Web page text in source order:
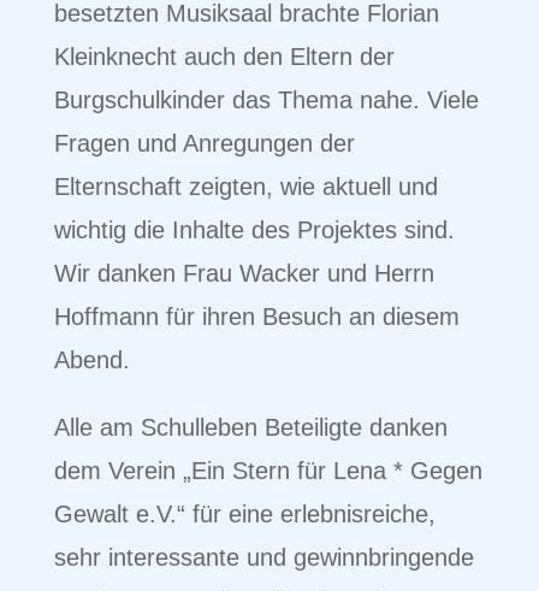
besetzten Musiksaal brachte Florian
Kleinknecht auch den Eltern der
Burgschulkinder das Thema nahe. Viele
Fragen und Anregungen der
Elternschaft zeigten, wie aktuell und
wichtig die Inhalte des Projektes sind.
Wir danken Frau Wacker und Herrn
Hoffmann für ihren Besuch an diesem
Abend.
Alle am Schulleben Beteiligte danken
dem Verein „Ein Stern für Lena * Gegen
Gewalt e.V.“ für eine erlebnisreiche,
sehr interessante und gewinnbringende